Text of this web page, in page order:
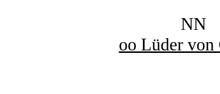
NN
oo Lüder von